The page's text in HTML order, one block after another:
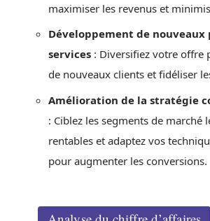
maximiser les revenus et
Développement de nouveaux
services : Diversifiez votre offre
de nouveaux clients et fidéliser
Amélioration de la stratégie
: Ciblez les segments de marché
rentables et adaptez vos
pour augmenter les conversions.